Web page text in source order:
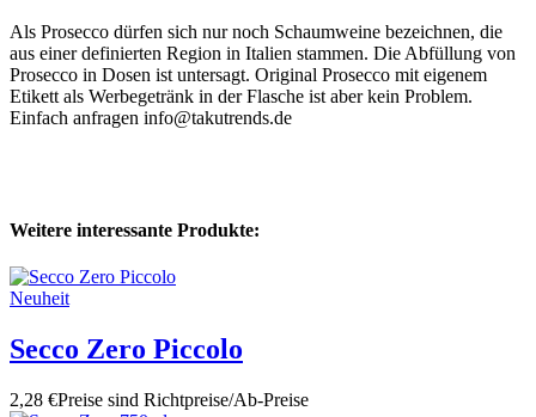
Als Prosecco dürfen sich nur noch Schaumweine bezeichnen, die
aus einer definierten Region in Italien stammen. Die Abfüllung von
Prosecco in Dosen ist untersagt. Original Prosecco mit eigenem
Etikett als Werbegetränk in der Flasche ist aber kein Problem.
Einfach anfragen info@takutrends.de
Weitere interessante Produkte:
Neuheit
Secco Zero Piccolo
2,28 €Preise sind Richtpreise/Ab-Preise